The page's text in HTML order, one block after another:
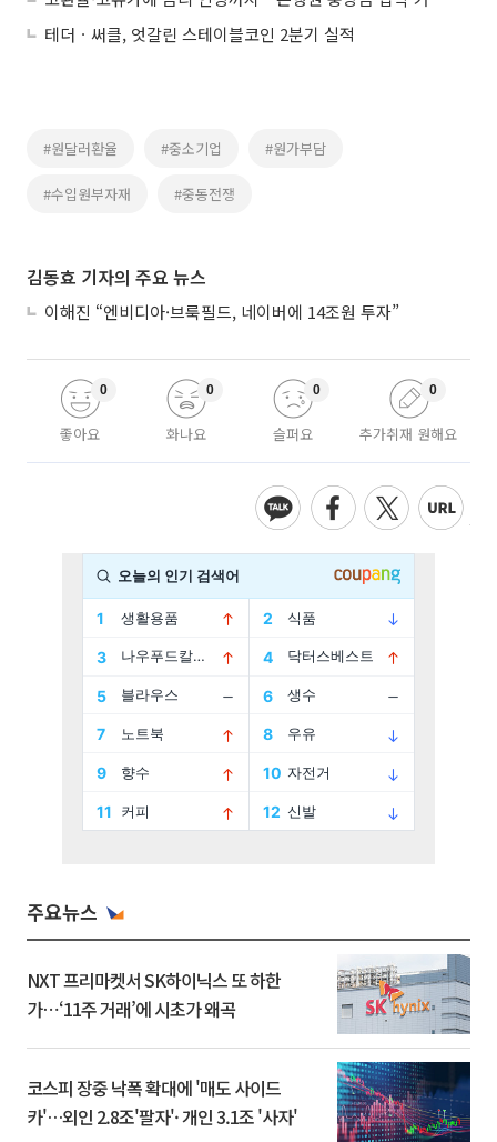
테더ㆍ써클, 엇갈린 스테이블코인 2분기 실적
#원달러환율 #중소기업 #원가부담
#수입원부자재 #중동전쟁
김동효 기자의 주요 뉴스
이해진 “엔비디아·브룩필드, 네이버에 14조원 투자”
좋아요
0
화나요
0
슬퍼요
0
추가취재 원해요
0
주요뉴스
NXT 프리마켓서 SK하이닉스 또 하한
가⋯‘11주 거래’에 시초가 왜곡
코스피 장중 낙폭 확대에 '매도 사이드
카'…외인 2.8조'팔자'· 개인 3.1조 '사자'